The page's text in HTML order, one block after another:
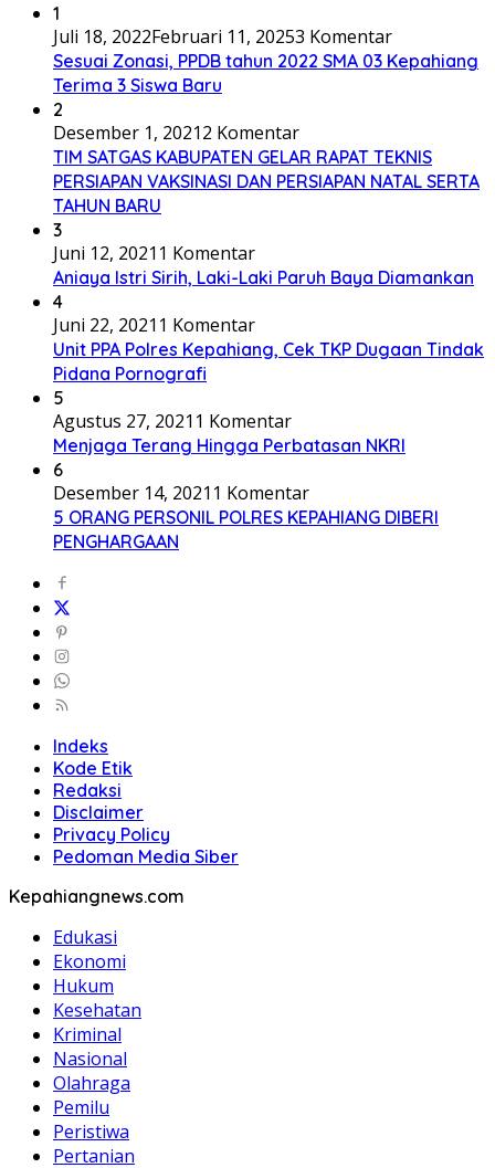
1
Juli 18, 2022Februari 11, 20253 Komentar
Sesuai Zonasi, PPDB tahun 2022 SMA 03 Kepahiang
Terima 3 Siswa Baru
2
Desember 1, 20212 Komentar
TIM SATGAS KABUPATEN GELAR RAPAT TEKNIS
PERSIAPAN VAKSINASI DAN PERSIAPAN NATAL SERTA
TAHUN BARU
3
Juni 12, 2021 1 Komentar
Aniaya Istri Sirih, Laki-Laki Paruh Baya Diamankan
4
Juni 22, 2021 1 Komentar
Unit PPA Polres Kepahiang, Cek TKP Dugaan Tindak
Pidana Pornografi
5
Agustus 27, 2021 1 Komentar
Menjaga Terang Hingga Perbatasan NKRI
6
Desember 14, 2021 1 Komentar
5 ORANG PERSONIL POLRES KEPAHIANG DIBERI
PENGHARGAAN
Indeks
Kode Etik
Redaksi
Disclaimer
Privacy Policy
Pedoman Media Siber
Kepahiangnews.com
Edukasi
Ekonomi
Hukum
Kesehatan
Kriminal
Nasional
Olahraga
Pemilu
Peristiwa
Pertanian